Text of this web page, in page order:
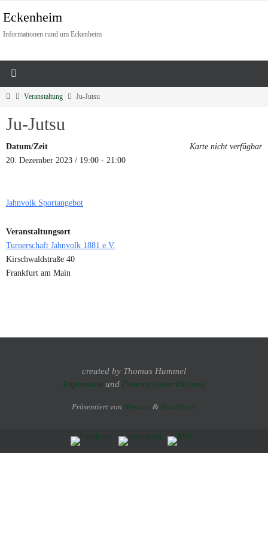
Eckenheim
Informationen rund um Eckenheim
Veranstaltung Ju-Jutsu
Ju-Jutsu
Karte nicht verfügbar
Datum/Zeit
20. Dezember 2023 / 19:00 - 21:00
Jahnvolk Sportangebot
Veranstaltungsort
Turnerschaft Jahnvolk 1881 e.V.
Kirschwaldstraße 40
Frankfurt am Main
created by Thomas Hummel
Impressum und Datenschutzerklärung
Präsentiert von Nirvana & WordPress.